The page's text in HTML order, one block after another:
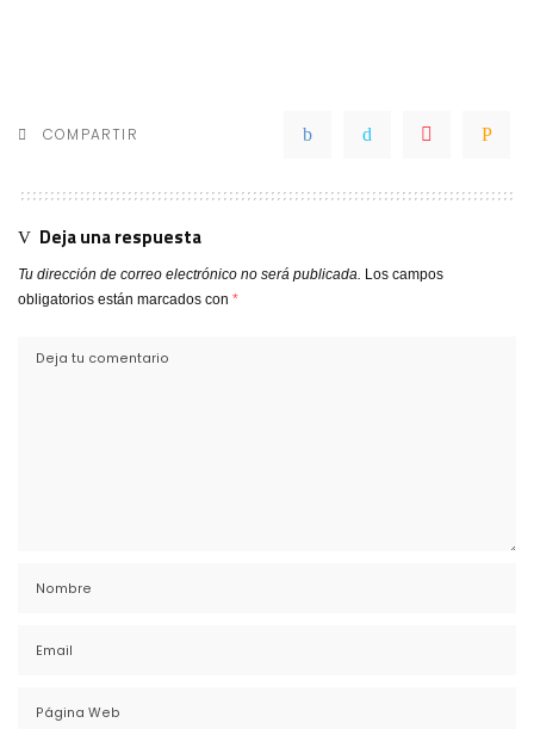
COMPARTIR
Deja una respuesta
Tu dirección de correo electrónico no será publicada. Los campos
obligatorios están marcados con *